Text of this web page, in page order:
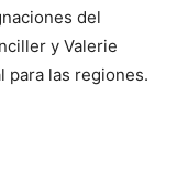
del
y Valerie
para las regiones.